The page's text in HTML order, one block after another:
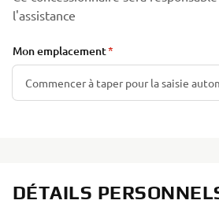
l'assistance
Mon emplacement
DÉTAILS